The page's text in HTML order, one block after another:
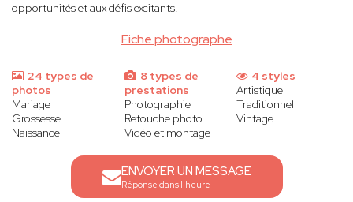
Fiche photographe
opportunités et aux défis excitants.
24 types de
photos
Mariage
Grossesse
Naissance
8 types de
prestations
Photographie
Retouche photo
Vidéo et montage
4 styles
Artistique
Traditionnel
Vintage
ENVOYER UN MESSAGE
Réponse dans l'heure